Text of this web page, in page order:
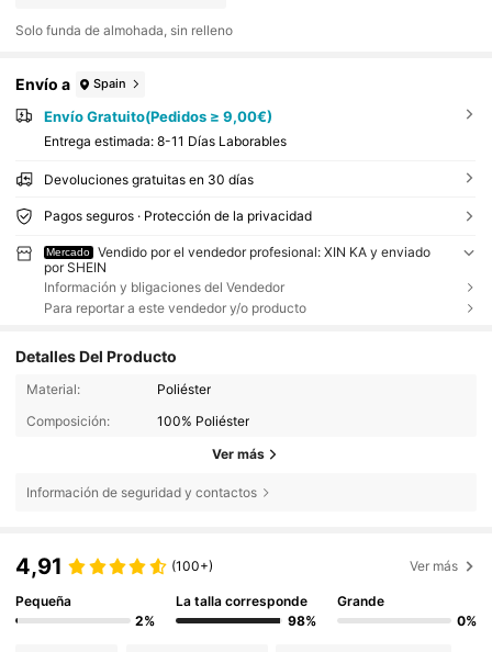
Solo funda de almohada, sin relleno
Envío a Spain
Envío Gratuito(Pedidos ≥ 9,00€)
Entrega estimada: 8-11 Días Laborables
Devoluciones gratuitas en 30 días
Pagos seguros · Protección de la privacidad
Mercado
Vendido por el vendedor profesional: XIN KA y enviado
por SHEIN
Información y bligaciones del Vendedor
Para reportar a este vendedor y/o producto
Detalles Del Producto
Material:
Poliéster
Composición:
100% Poliéster
Ver más
Información de seguridad y contactos
4,91 (100+) Ver más
Pequeña
2%
La talla corresponde
98%
Grande
0%